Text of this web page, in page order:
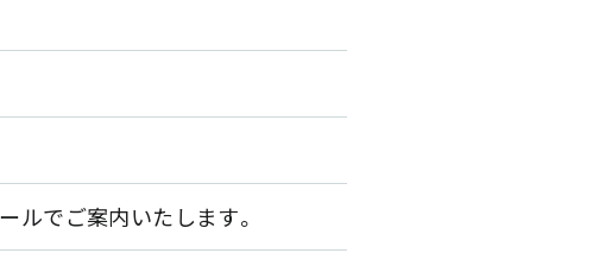
ルでご案内いたします。